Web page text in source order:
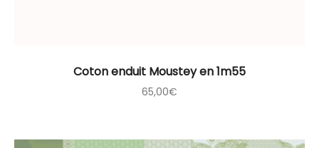
Coton enduit Moustey en 1m55
65,00€